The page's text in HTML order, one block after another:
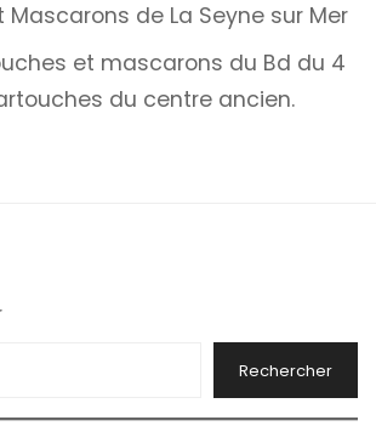
de La Seyne sur Mer
et mascarons du Bd du 4
du centre ancien.
Rechercher